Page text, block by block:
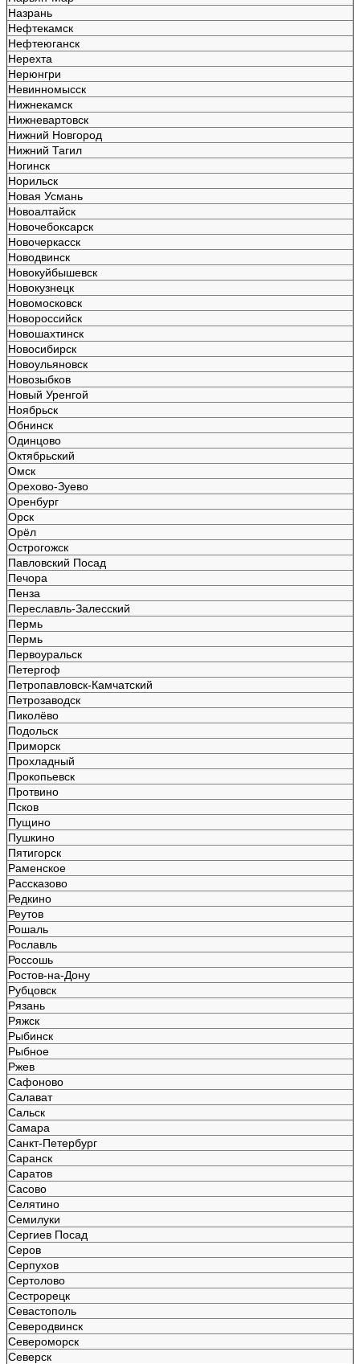
Назрань
Нефтекамск
Нефтеюганск
Нерехта
Нерюнгри
Невинномысск
Нижнекамск
Нижневартовск
Нижний Новгород
Нижний Тагил
Ногинск
Норильск
Новая Усмань
Новоалтайск
Новочебоксарск
Новочеркасск
Новодвинск
Новокуйбышевск
Новокузнецк
Новомосковск
Новороссийск
Новошахтинск
Новосибирск
Новоульяновск
Новозыбков
Новый Уренгой
Ноябрьск
Обнинск
Одинцово
Октябрьский
Омск
Орехово-Зуево
Оренбург
Орск
Орёл
Острогожск
Павловский Посад
Печора
Пенза
Переславль-Залесский
Пермь
Пермь
Первоуральск
Петергоф
Петропавловск-Камчатский
Петрозаводск
Пиколёво
Подольск
Приморск
Прохладный
Прокопьевск
Протвино
Псков
Пущино
Пушкино
Пятигорск
Раменское
Рассказово
Редкино
Реутов
Рошаль
Рославль
Россошь
Ростов-на-Дону
Рубцовск
Рязань
Ряжск
Рыбинск
Рыбное
Ржев
Сафоново
Салават
Сальск
Самара
Санкт-Петербург
Саранск
Саратов
Сасово
Селятино
Семилуки
Сергиев Посад
Серов
Серпухов
Сертолово
Сестрорецк
Севастополь
Северодвинск
Североморск
Северск